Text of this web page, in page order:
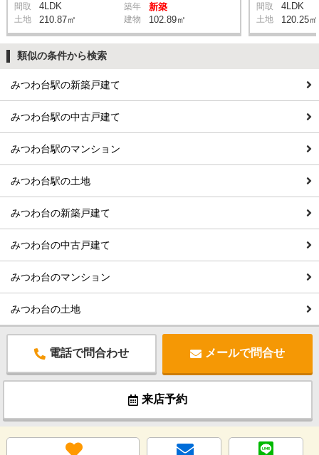
間取 4LDK 築年 新築
土地 210.87㎡ 建物 102.89㎡
間取 4LDK
土地 120.25㎡
類似の条件から検索
みつわ台駅の新築戸建て
みつわ台駅の中古戸建て
みつわ台駅のマンション
みつわ台駅の土地
みつわ台の新築戸建て
みつわ台の中古戸建て
みつわ台のマンション
みつわ台の土地
電話で問合わせ メールで問合せ
来店予約